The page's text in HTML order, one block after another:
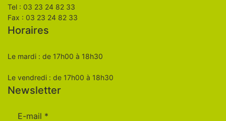
Tel : 03 23 24 82 33
Fax : 03 23 24 82 33
Horaires
Le mardi : de 17h00 à 18h30
Le vendredi : de 17h00 à 18h30
Newsletter
E-mail *